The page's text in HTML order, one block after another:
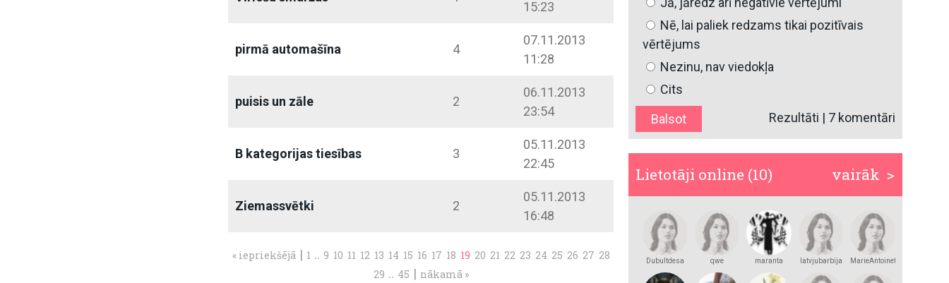
15:23
pirmā automašīna 4
07.11.2013
11:28
puisis un zāle 2
06.11.2013
23:54
B kategorijas tiesības 3
05.11.2013
22:45
Ziemassvētki 2
05.11.2013
16:48
« iepriekšējā | 1 .. 9 10 11 12 13 14 15 16 17 18 19 20 21 22 23 24 25 26 27 28
29 .. 45 | nākamā »
Nē, lai paliek redzams tikai pozitīvais
vērtējums
Nezinu, nav viedokļa
Cits
Rezultāti | 7 komentāri
vairāk >
Lietotāji online (10)
Dubultdesa qwe maranta latvjubarbija MarieAntoinette